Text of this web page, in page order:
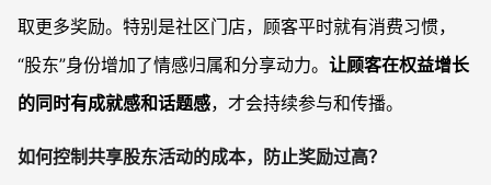
取更多奖励。特别是社区门店，顾客平时就有消费习惯，
“股东”身份增加了情感归属和分享动力。 让顾客在权益增长
的同时有成就感和话题感，才会持续参与和传播。
如何控制共享股东活动的成本，防止奖励过高？